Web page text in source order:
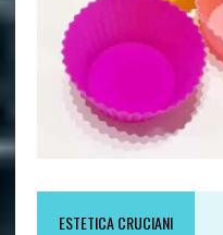
ESTETICA CRUCIANI